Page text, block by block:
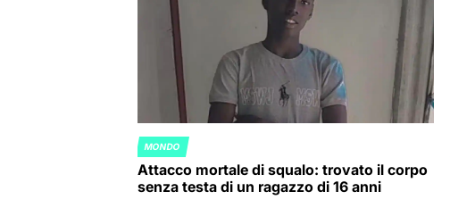
POSTED
IN
MONDO
Attacco mortale di squalo: trovato il corpo
senza testa di un ragazzo di 16 anni